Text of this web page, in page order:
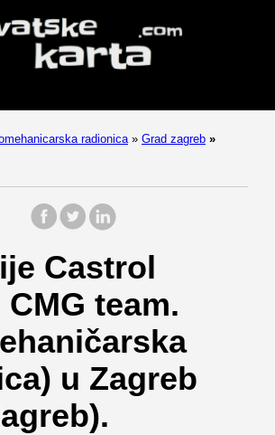
radionica » Grad zagreb »
Castrol
team.
u Zagreb